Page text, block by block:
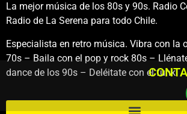
La mejor música de los 80s y 90s. Radio
Radio de La Serena para todo Chile.
Especialista en retro música. Vibra con la
70s – Baila con el pop y rock 80s –
dance de los 90s – Deléitate con el funk.